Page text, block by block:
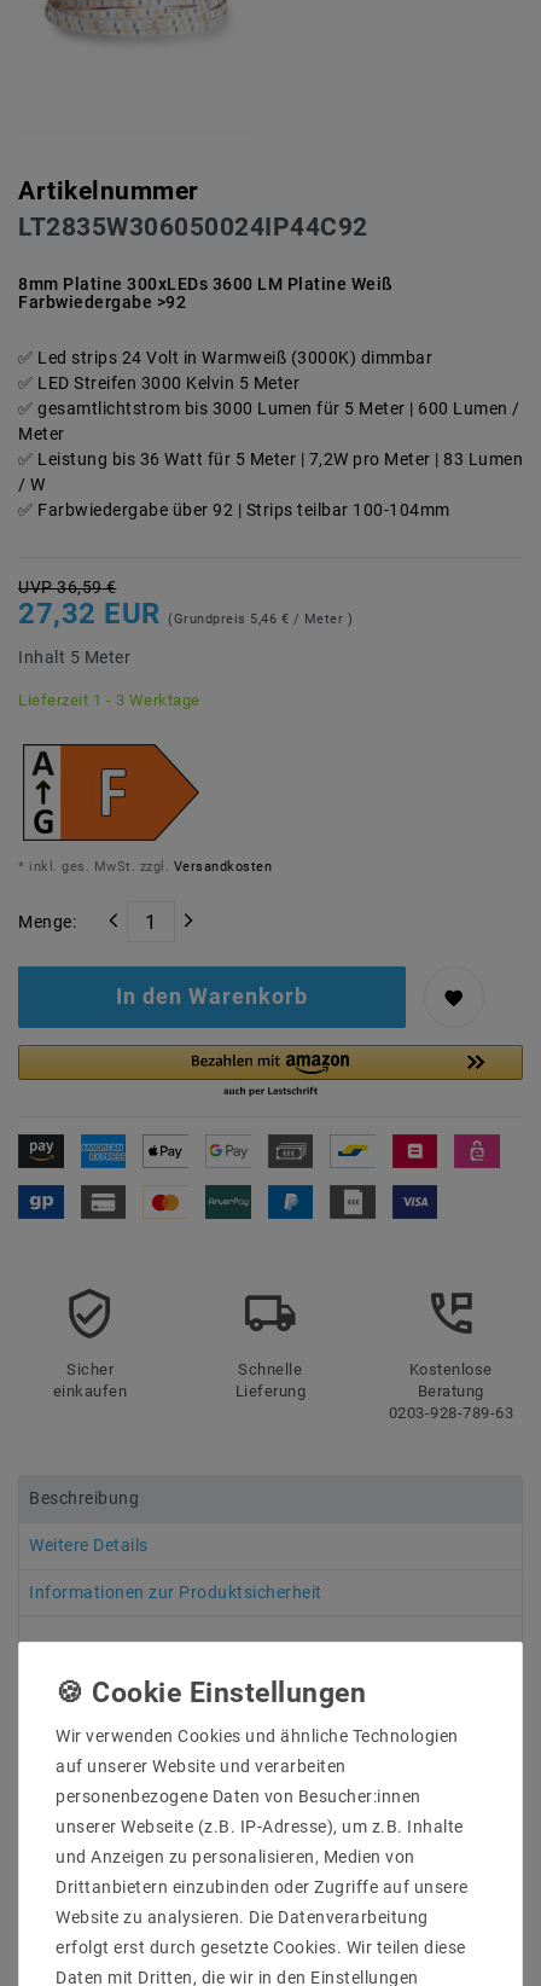
Artikelnummer
LT2835W306050024IP44C92
8mm Platine 300xLEDs 3600 LM Platine Weiß
Farbwiedergabe >92
Led strips 24 Volt in Warmweiß (3000K) dimmbar
LED Streifen 3000 Kelvin 5 Meter
gesamtlichtstrom bis 3000 Lumen für 5 Meter | 600 Lumen /
Meter
Leistung bis 36 Watt für 5 Meter | 7,2W pro Meter | 83 Lumen
/ W
Farbwiedergabe über 92 | Strips teilbar 100-104mm
UVP 36,59 €
27,32 EUR (Grundpreis 5,46 € / Meter )
Inhalt 5 Meter
Lieferzeit 1 - 3 Werktage
* inkl. ges. MwSt. zzgl. Versandkosten
Menge:
In den Warenkorb
Sicher
einkaufen
Schnelle
Lieferung
Kostenlose
Beratung
0203-928-789-63
Beschreibung
Weitere Details
Informationen zur Produktsicherheit
An allen LED-Strips wurden an beiden Enden 7 - 10 cm
lange offene Anschlusskabel angelötet, damit
mehrere Streifen hintereinander montiert werden
können. Aus diesem Grund ist in der Lieferung kein
Netzteil enthalten, da hierfür das genaue Maß sowie
die Gesamtbelastung für die Bestellung eines
passenden Netzteils ermittelt werden muss.
Hersteller&ArtikleNr : Mextronic
Wir verwenden Cookies und ähnliche Technologien
auf unserer Website und verarbeiten
personenbezogene Daten von Besucher:innen
unserer Webseite (z.B. IP-Adresse), um z.B. Inhalte
und Anzeigen zu personalisieren, Medien von
Drittanbietern einzubinden oder Zugriffe auf unsere
Website zu analysieren. Die Datenverarbeitung
erfolgt erst durch gesetzte Cookies. Wir teilen diese
Daten mit Dritten, die wir in den Einstellungen